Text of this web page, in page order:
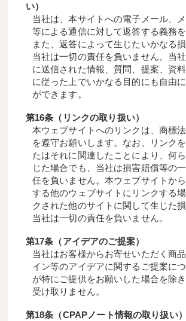
い）
当社は、本サイトへの電子メール、
等による通信に対して返答する義務を
また、返答によって生じたいかなる
当社は一切の責任を負いません。当
に送信された情報、質問、提案、資
に従った上でいかなる目的にも自由
ができます。
第16条（リンクの取り扱い）
本ウェブサイトへのリンクは、商標
を遵守お願いします。なお、リンク
たはそれに関連したことにより、何
じた場合でも、当社は損害賠償等の
任を負いません。本ウェブサイトか
する他のウェブサイトにリンクする
クされた他のサイトに関して生じた損
当社は一切の責任を負いません。
第17条（アイデアのご提案）
当社はお客様からお寄せいただく商
イン等のアイデアに関するご提案に
が特にご提供をお願いした場合を除
受け取りません。
第18条（CPAPノート情報の取り扱い）